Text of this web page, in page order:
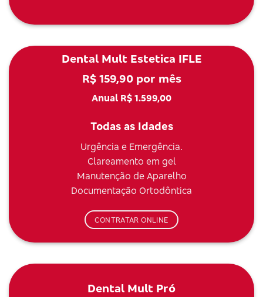
Dental Mult Estetica IFLE
R$ 159,90 por mês
Anual R$ 1.599,00
Todas as Idades
Urgência e Emergência.
Clareamento em gel
Manutenção de Aparelho
Documentação Ortodôntica
CONTRATAR ONLINE
Dental Mult Pró